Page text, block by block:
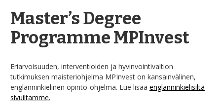
Master’s Degree
Programme MPInvest
Eriarvoisuuden, interventioiden ja hyvinvointivaltion
tutkimuksen maisteriohjelma MPInvest on kansainvälinen,
englanninkielinen opinto-ohjelma. Lue lisää englanninkielisiltä
sivuiltamme.